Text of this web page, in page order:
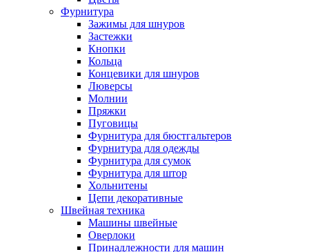
Фурнитура
Зажимы для шнуров
Застежки
Кнопки
Кольца
Концевики для шнуров
Люверсы
Молнии
Пряжки
Пуговицы
Фурнитура для бюстгальтеров
Фурнитура для одежды
Фурнитура для сумок
Фурнитура для штор
Хольнитены
Цепи декоративные
Швейная техника
Машины швейные
Оверлоки
Принадлежности для машин